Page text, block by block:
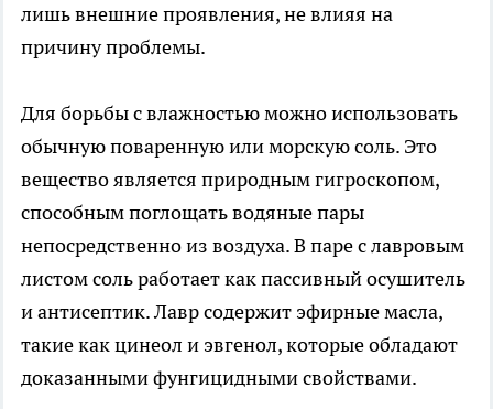
лишь внешние проявления, не влияя на
причину проблемы.
Для борьбы с влажностью можно использовать
обычную поваренную или морскую соль. Это
вещество является природным гигроскопом,
способным поглощать водяные пары
непосредственно из воздуха. В паре с лавровым
листом соль работает как пассивный осушитель
и антисептик. Лавр содержит эфирные масла,
такие как цинеол и эвгенол, которые обладают
доказанными фунгицидными свойствами.